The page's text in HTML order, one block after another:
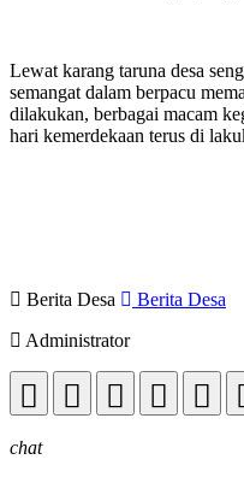
Lewat karang taruna desa
semangat dalam berpacu
dilakukan, berbagai macam
hari kemerdekaan terus di
Berita Desa
Berita Desa
Administrator
chat